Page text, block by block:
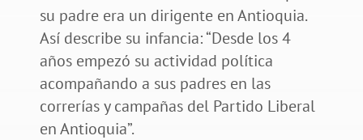
su padre era un dirigente en Antioquia.
Así describe su infancia: “Desde los 4
años empezó su actividad política
acompañando a sus padres en las
correrías y campañas del Partido Liberal
en Antioquia”.